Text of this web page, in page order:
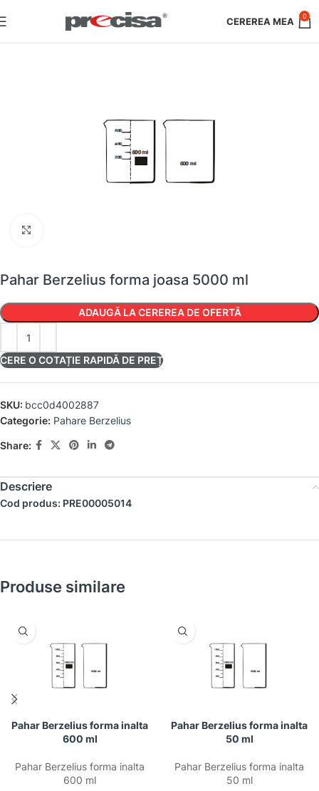
0
Pahar Berzelius forma joasa 5000 ml
ADAUGĂ LA CEREREA DE OFERTĂ
CERE O COTAȚIE RAPIDĂ DE PREȚ
SKU: bcc0d4002887
Categorie: Pahare Berzelius
Share:
Descriere
Cod produs: PRE00005014
Produse similare
Pahar Berzelius forma inalta
600 ml
Pahar Berzelius forma inalta
600 ml
Pahar Berzelius forma inalta
50 ml
Pahar Berzelius forma inalta
50 ml